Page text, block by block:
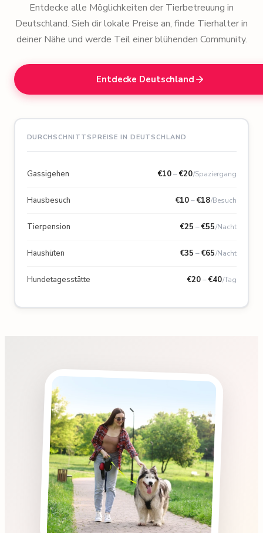
Entdecke alle Möglichkeiten der Tierbetreuung in
Deutschland. Sieh dir lokale Preise an, finde Tierhalter in
deiner Nähe und werde Teil einer blühenden Community.
Entdecke Deutschland
DURCHSCHNITTSPREISE IN DEUTSCHLAND
Gassigehen €10–€20/Spaziergang
Hausbesuch €10–€18/Besuch
Tierpension €25 –€55/Nacht
Haushüten €35 –€65/Nacht
Hundetagesstätte €20–€40/Tag